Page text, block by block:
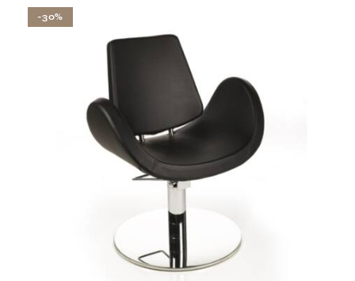
-30%